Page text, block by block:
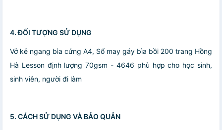
4. ĐỐI TƯỢNG SỬ DỤNG
Vở kẻ ngang bìa cứng A4, Sổ may gáy bìa bồi 200 trang Hồng
Hà Lesson định lượng 70gsm - 4646 phù hợp cho học sinh,
sinh viên, người đi làm
5. CÁCH SỬ DỤNG VÀ BẢO QUẢN